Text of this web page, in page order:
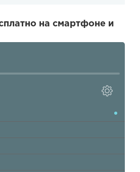
на смартфоне и